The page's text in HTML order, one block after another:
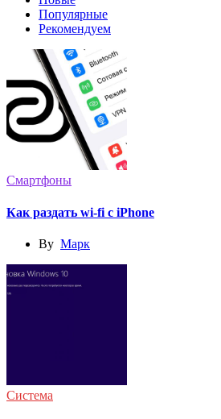
Популярные
Рекомендуем
Смартфоны
Как раздать wi-fi с iPhone
By Марк
Система